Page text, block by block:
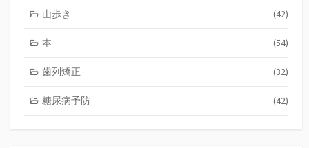
山歩き (42)
本 (54)
歯列矯正 (32)
糖尿病予防 (42)